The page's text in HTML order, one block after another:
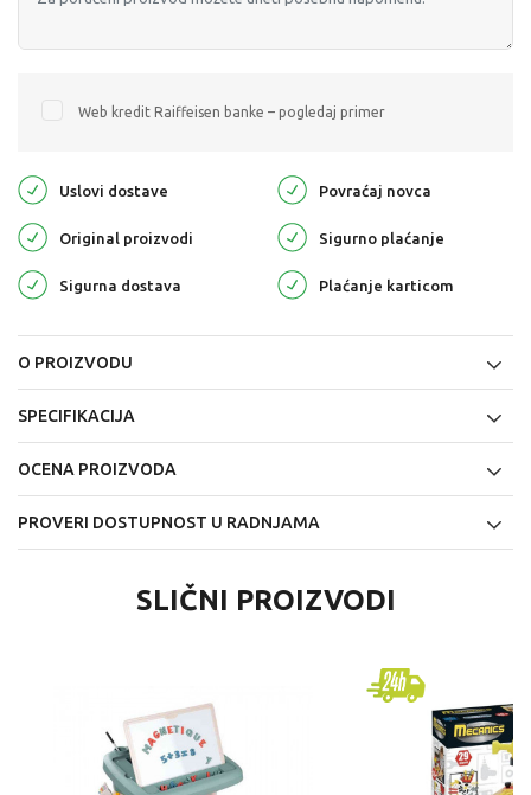
Web kredit Raiffeisen banke – pogledaj primer
Uslovi dostave Povraćaj novca
Original proizvodi Sigurno plaćanje
Sigurna dostava Plaćanje karticom
O PROIZVODU
SPECIFIKACIJA
OCENA PROIZVODA
PROVERI DOSTUPNOST U RADNJAMA
SLIČNI PROIZVODI